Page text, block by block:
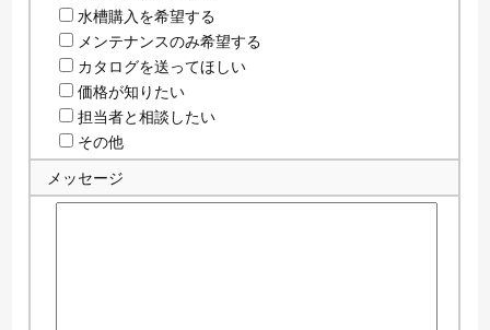
水槽購入を希望する
メンテナンスのみ希望する
カタログを送ってほしい
価格が知りたい
担当者と相談したい
その他
メッセージ